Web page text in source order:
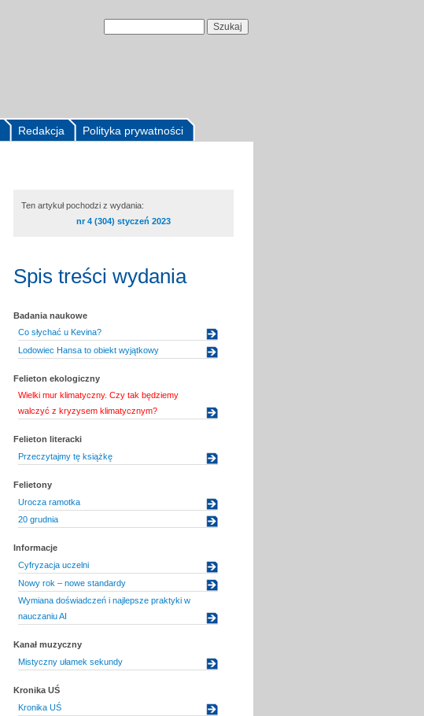
Polityka prywatności
Redakcja
Ten artykuł pochodzi z wydania:
nr 4 (304) styczeń 2023
Spis treści wydania
Badania naukowe
Co słychać u Kevina?
Lodowiec Hansa to obiekt wyjątkowy
Felieton ekologiczny
Wielki mur klimatyczny. Czy tak będziemy
walczyć z kryzysem klimatycznym?
Felieton literacki
Przeczytajmy tę książkę
Felietony
Urocza ramotka
20 grudnia
Informacje
Cyfryzacja uczelni
Nowy rok – nowe standardy
Wymiana doświadczeń i najlepsze praktyki w
nauczaniu AI
Kanał muzyczny
Mistyczny ułamek sekundy
Kronika UŚ
Kronika UŚ